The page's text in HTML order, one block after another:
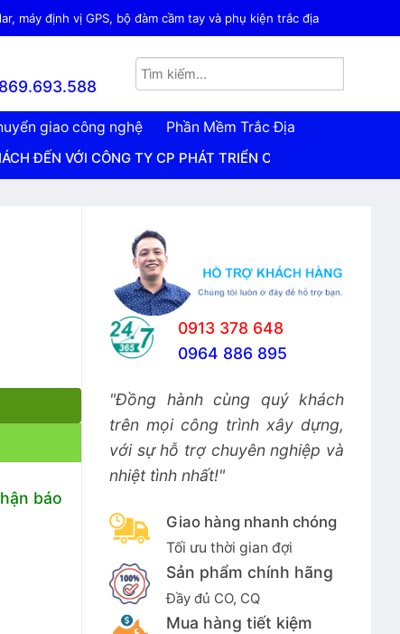
máy định vị GPS, bộ đàm cầm tay và phụ kiện trắc địa
giao công nghệ
Phần Mềm Trắc Địa
CÔNG TY CP PHÁT TRIỂN CÔNG NGHỆ TRẮC ĐỊA VIỆT NAM
0913 378 648
0964 886 895
"Đồng hành cùng quý khách
trên mọi công trình xây dựng,
với sự hỗ trợ chuyên nghiệp và
nhiệt tình nhất!"
Giao hàng nhanh chóng
Tối ưu thời gian đợi
Sản phẩm chính hãng
Đầy đủ CO, CQ
Mua hàng tiết kiệm
báo